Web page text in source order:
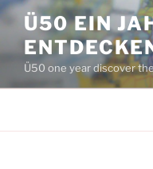
Zum
Inhalt
springen
Ü50 EIN
Ü50 one year discover